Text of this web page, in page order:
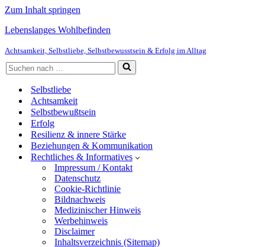
Zum Inhalt springen
Lebenslanges Wohlbefinden
Achtsamkeit, Selbstliebe, Selbstbewusstsein & Erfolg im Alltag
Suchen
nach …
Selbstliebe
Achtsamkeit
Selbstbewußtsein
Erfolg
Resilienz & innere Stärke
Beziehungen & Kommunikation
Rechtliches & Informatives
Impressum / Kontakt
Datenschutz
Cookie-Richtlinie
Bildnachweis
Medizinischer Hinweis
Werbehinweis
Disclaimer
Inhaltsverzeichnis (Sitemap)